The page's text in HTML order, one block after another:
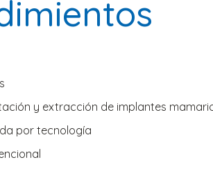
y extracción de implantes
por tecnología